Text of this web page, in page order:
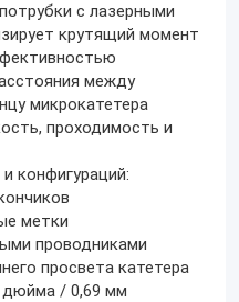
c лазерными
крутящий момент
между
микрокатетера
проходимость и
конфигураций:
метки
проводниками
просвета катетера
дюйма / 0,69 мм